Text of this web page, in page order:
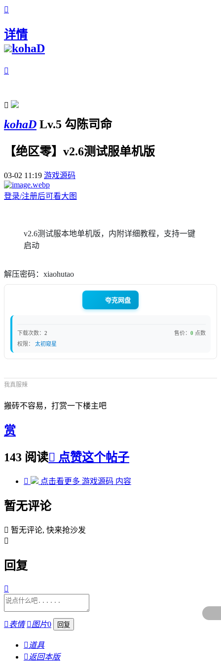

详情
kohaD


kohaD Lv.5 勾陈司命
【绝区零】v2.6测试服单机版
03-02 11:19 游戏源码
登录/注册后可看大图
v2.6测试服本地单机版，内附详细教程，支持一键
启动
解压密码：xiaohutao
夸克网盘
下载次数： 2 售价： 0 点数
权限：
太初窥星
我真服辣
搬砖不容易，打赏一下楼主吧
赏
143 阅读 点赞这个帖子
 点击看更多 游戏源码 内容
暂无评论
 暂无评论, 快来抢沙发

回复

表情 图片0
 道具
 返回本版